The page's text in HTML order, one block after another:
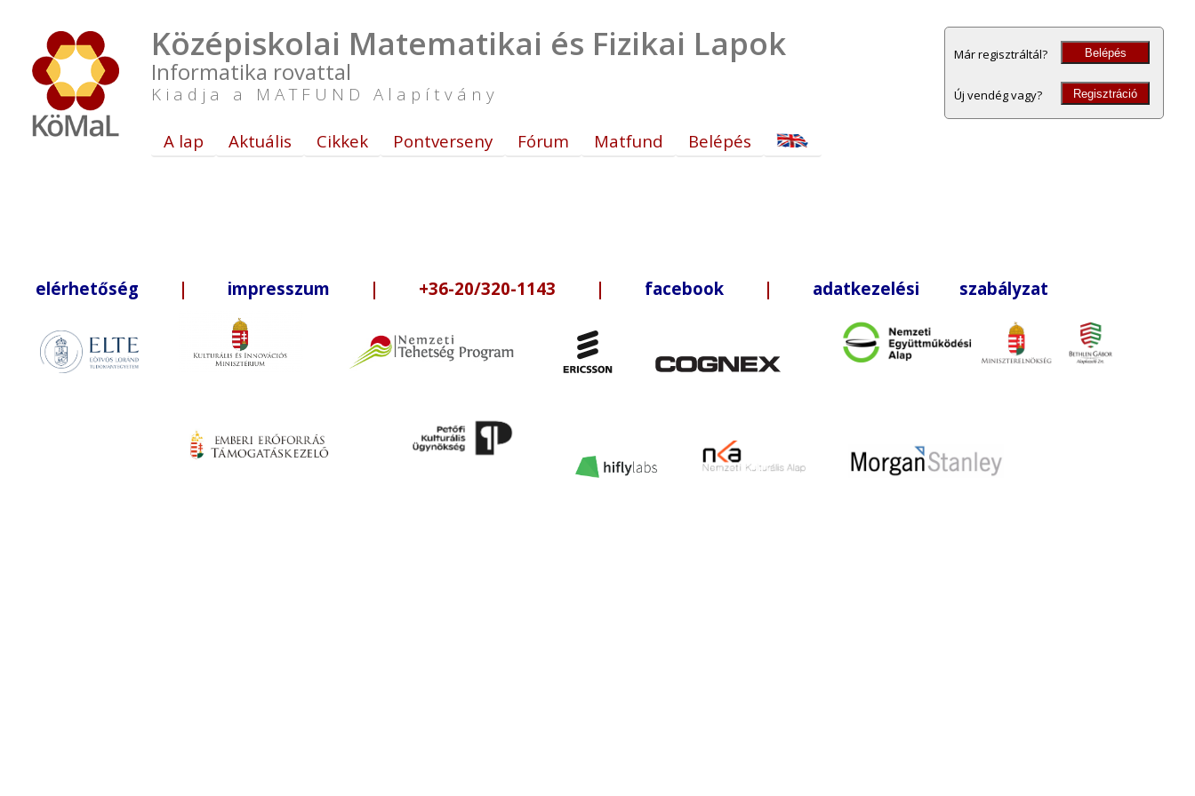
Középiskolai Matematikai és Fizikai Lapok
Informatika rovattal
Kiadja a MATFUND Alapítvány
Már regisztráltál? Belépés
Új vendég vagy? Regisztráció
A lap Aktuális Cikkek Pontverseny Fórum Matfund Belépés
elérhetőség | impresszum | +36-20/320-1143 | facebook | adatkezelési szabályzat